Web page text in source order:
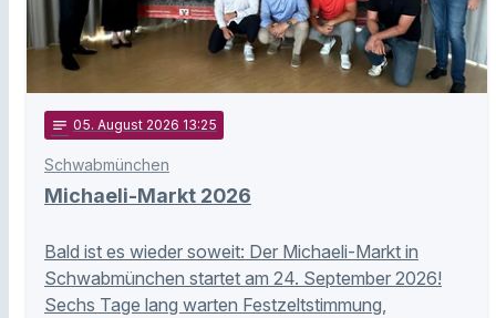
notes 05. August 2026 13:25
Schwabmünchen
Michaeli-Markt 2026
Bald ist es wieder soweit: Der Michaeli-Markt in
Schwabmünchen startet am 24. September 2026!
Sechs Tage lang warten Festzeltstimmung,